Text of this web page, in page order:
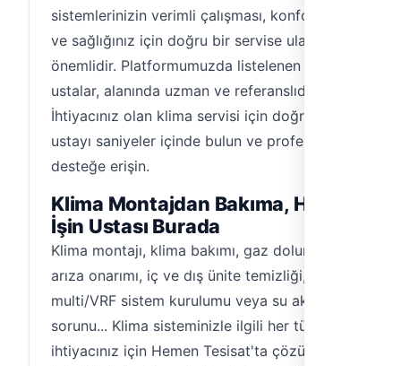
sistemlerinizin verimli çalışması, konforunuz
ve sağlığınız için doğru bir servise ulaşmak
önemlidir. Platformumuzda listelenen
ustalar, alanında uzman ve referanslıdır.
İhtiyacınız olan klima servisi için doğru
ustayı saniyeler içinde bulun ve profesyonel
desteğe erişin.
Klima Montajdan Bakıma, Her
İşin Ustası Burada
Klima montajı, klima bakımı, gaz dolumu,
arıza onarımı, iç ve dış ünite temizliği,
multi/VRF sistem kurulumu veya su akıtma
sorunu... Klima sisteminizle ilgili her türlü
ihtiyacınız için Hemen Tesisat'ta çözüm